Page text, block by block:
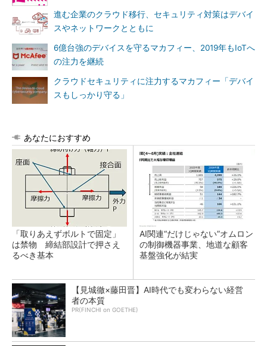
進む企業のクラウド移行、セキュリティ対策はデバイ
スやネットワークとともに
6億台強のデバイスを守るマカフィー、2019年もIoTへ
の注力を継続
クラウドセキュリティに注力するマカフィー「デバイ
スもしっかり守る」
あなたにおすすめ
「取りあえずボルトで固定」
は禁物 締結部設計で押さえ
るべき基本
AI関連“だけじゃない”オムロン
の制御機器事業、地道な顧客
基盤強化が結実
【見城徹×藤田晋】AI時代でも変わらない経営
者の本質
PR(FINCHI on GOETHE)